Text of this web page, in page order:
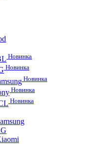
Новинка
Новинка
Новинка
Новинка
Новинка